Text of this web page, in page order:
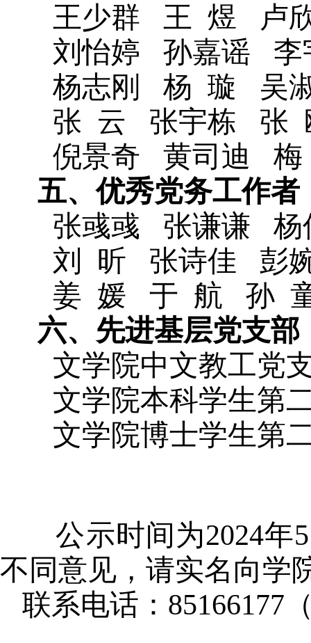
王少群
王 煜
卢
刘怡婷
孙嘉谣
李
杨志刚
杨 璇
吴
张 云 张宇栋 张
倪景奇
黄司迪
梅
五、优秀党务工作者
张彧彧
张谦谦
杨
刘
昕 张诗佳
彭
姜 媛 于 航 孙
六、先进基层党支部
文学院中文教工党
文学院本科学生第
文学院博士学生第
公示时间为2024年
不同意见，请实名向学
联系电话：